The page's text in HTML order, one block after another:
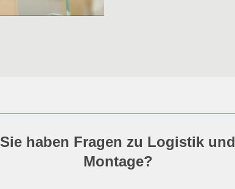
Sie haben Fragen zu Logistik und
Montage?